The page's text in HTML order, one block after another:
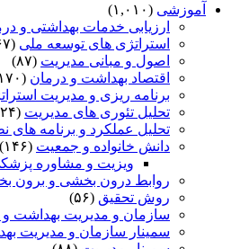
آموزشی (۱,۰۱۰)
ارزیابی خدمات بهداشتی و
استراتژی های توسعه ملی (۶۷)
اصول و مبانی مدیریت (۸۷)
اقتصاد بهداشت و درمان (۱۷۰)
برنامه ریزی و مدیریت
تحلیل تئوری های مدیریت (۲۴)
تحلیل عملکرد و برنامه های
دانش خانواده و جمعیت (۱۴۶)
ویزیت و مشاوره
روابط درون بخشی و برون
روش تحقیق (۵۶)
سازمان و مدیریت بهداشت و
سمینار سازمان و مدیریت